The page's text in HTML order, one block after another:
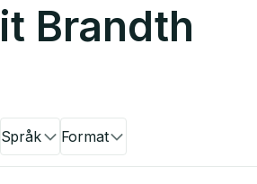
Brandth
Språk Format